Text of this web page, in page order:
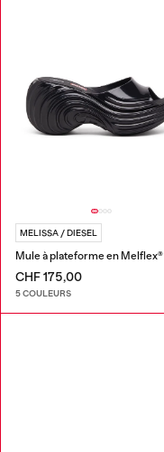
MELISSA / DIESEL
Mule à plateforme en Melflex®
CHF 175,00
5 COULEURS